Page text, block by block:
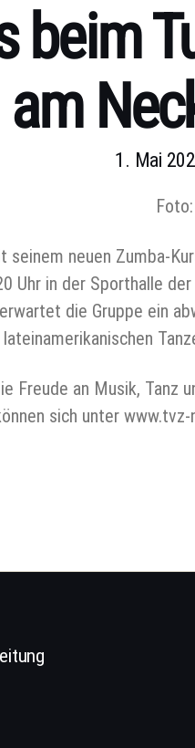
beim
am
1. Mai
Foto:
seinem neuen Zumba-
Uhr in der Sporthalle
die Gruppe ein
lateinamerikanischen
Freude an Musik, Tanz
sich unter